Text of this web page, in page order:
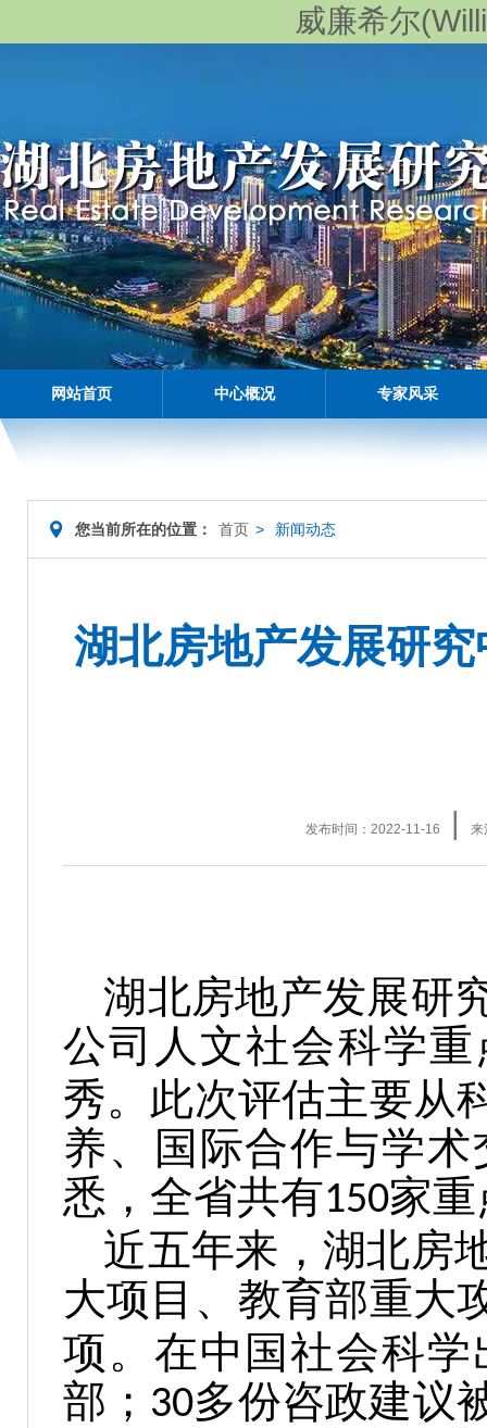
威廉希尔
网站首页 中心概况 专家风采
您当前所在的位置： 首页 > 新闻动态
湖北房地产发展研
发布时间：2022-11-16 | 来
湖北房地产发展研
公司人文社会科学
秀。此次评估主要从
养、国际合作与学
悉，全省共有150家
近五年来，湖北房
大项目、教育部重大
项。在中国社会科
部； 30多份咨政建议